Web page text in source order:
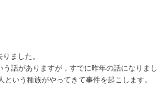
ました。
話がありますが，すでに昨年の話になりまし
いう種族がやってきて事件を起こします。